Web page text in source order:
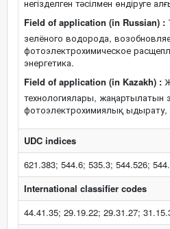
негізделген тәсілмен өндіруге
Field of application (in Russian) :
зелёного водорода,
фотоэлектрохимическое
энергетика.
Field of application (in Kazakh) :
технологиялары, жаңартылатын
фотоэлектрохимиялық ыдырату,
UDC indices
621.383; 544.6; 535.3; 544.526;
International classifier codes
44.41.35; 29.19.22; 29.31.27;